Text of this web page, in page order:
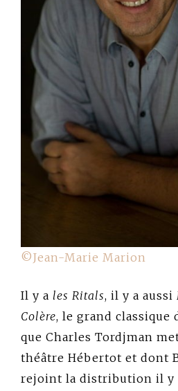
©Jean-Marie Marion
Il y a les Ritals, il y a aussi
Colère, le grand classique
que Charles Tordjman
théâtre Hébertot et dont
rejoint la distribution il y